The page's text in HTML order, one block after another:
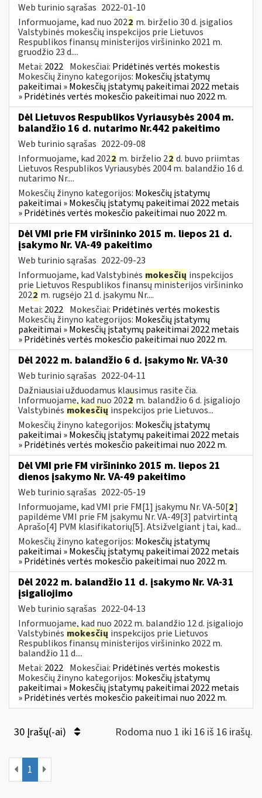
Web turinio sąrašas 2022-01-10
Informuojame, kad nuo 2022 m. birželio 30 d. įsigalios
Valstybinės mokesčių inspekcijos prie Lietuvos
Respublikos finansų ministerijos viršininko 2021 m.
gruodžio 23 d....
Metai: 2022 Mokesčiai: Pridėtinės vertės mokestis
Mokesčių žinyno kategorijos: Mokesčių įstatymų
pakeitimai » Mokesčių įstatymų pakeitimai 2022 metais
» Pridėtinės vertės mokesčio pakeitimai nuo 2022 m.
Dėl Lietuvos Respublikos Vyriausybės 2004 m.
balandžio 16 d. nutarimo Nr.442 pakeitimo
Web turinio sąrašas 2022-09-08
Informuojame, kad 2022 m. birželio 22 d. buvo priimtas
Lietuvos Respublikos Vyriausybės 2004 m. balandžio 16 d.
nutarimo Nr....
Mokesčių žinyno kategorijos: Mokesčių įstatymų
pakeitimai » Mokesčių įstatymų pakeitimai 2022 metais
» Pridėtinės vertės mokesčio pakeitimai nuo 2022 m.
Dėl VMI prie FM viršininko 2015 m. liepos 21 d.
įsakymo Nr. VA-49 pakeitimo
Web turinio sąrašas 2022-09-23
Informuojame, kad Valstybinės mokesčių inspekcijos
prie Lietuvos Respublikos finansų ministerijos viršininko
2022 m. rugsėjo 21 d. įsakymu Nr....
Metai: 2022 Mokesčiai: Pridėtinės vertės mokestis
Mokesčių žinyno kategorijos: Mokesčių įstatymų
pakeitimai » Mokesčių įstatymų pakeitimai 2022 metais
» Pridėtinės vertės mokesčio pakeitimai nuo 2022 m.
Dėl 2022 m. balandžio 6 d. įsakymo Nr. VA-30
Web turinio sąrašas 2022-04-11
Dažniausiai užduodamus klausimus rasite čia.
Informuojame, kad nuo 2022 m. balandžio 6 d. įsigaliojo
Valstybinės mokesčių inspekcijos prie Lietuvos...
Mokesčių žinyno kategorijos: Mokesčių įstatymų
pakeitimai » Mokesčių įstatymų pakeitimai 2022 metais
» Pridėtinės vertės mokesčio pakeitimai nuo 2022 m.
Dėl VMI prie FM viršininko 2015 m. liepos 21
dienos įsakymo Nr. VA-49 pakeitimo
Web turinio sąrašas 2022-05-19
Informuojame, kad VMI prie FM[1] įsakymu Nr. VA-50[2]
papildėme VMI prie FM įsakymu Nr. VA-49[3] patvirtintą
Aprašo[4] PVM klasifikatorių[5]. Atsižvelgiant į tai, kad...
Mokesčių žinyno kategorijos: Mokesčių įstatymų
pakeitimai » Mokesčių įstatymų pakeitimai 2022 metais
» Pridėtinės vertės mokesčio pakeitimai nuo 2022 m.
Dėl 2022 m. balandžio 11 d. įsakymo Nr. VA-31
įsigaliojimo
Web turinio sąrašas 2022-04-13
Informuojame, kad nuo 2022 m. balandžio 12 d. įsigaliojo
Valstybinės mokesčių inspekcijos prie Lietuvos
Respublikos finansų ministerijos viršininko 2022 m.
balandžio 11 d....
Metai: 2022 Mokesčiai: Pridėtinės vertės mokestis
Mokesčių žinyno kategorijos: Mokesčių įstatymų
pakeitimai » Mokesčių įstatymų pakeitimai 2022 metais
» Pridėtinės vertės mokesčio pakeitimai nuo 2022 m.
30 Įrašų(-ai) Rodoma nuo 1 iki 16 iš 16 irašų.
1